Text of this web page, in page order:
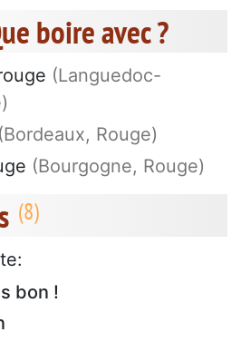
boire avec ?
(Languedoc-
(Bordeaux, Rouge)
(Bourgogne, Rouge)
bon !